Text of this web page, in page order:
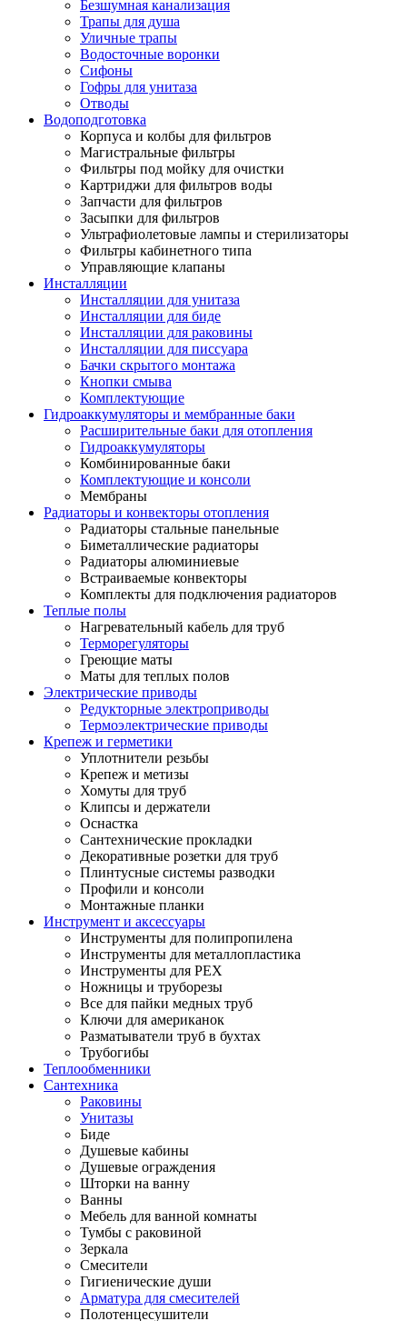
Безшумная канализация
Трапы для душа
Уличные трапы
Водосточные воронки
Сифоны
Гофры для унитаза
Отводы
Водоподготовка
Корпуса и колбы для фильтров
Магистральные фильтры
Фильтры под мойку для очистки
Картриджи для фильтров воды
Запчасти для фильтров
Засыпки для фильтров
Ультрафиолетовые лампы и стерилизаторы
Фильтры кабинетного типа
Управляющие клапаны
Инсталляции
Инсталляции для унитаза
Инсталляции для биде
Инсталляции для раковины
Инсталляции для писсуара
Бачки скрытого монтажа
Кнопки смыва
Комплектующие
Гидроаккумуляторы и мембранные баки
Расширительные баки для отопления
Гидроаккумуляторы
Комбинированные баки
Комплектующие и консоли
Мембраны
Радиаторы и конвекторы отопления
Радиаторы стальные панельные
Биметаллические радиаторы
Радиаторы алюминиевые
Встраиваемые конвекторы
Комплекты для подключения радиаторов
Теплые полы
Нагревательный кабель для труб
Терморегуляторы
Греющие маты
Маты для теплых полов
Электрические приводы
Редукторные электроприводы
Термоэлектрические приводы
Крепеж и герметики
Уплотнители резьбы
Крепеж и метизы
Хомуты для труб
Клипсы и держатели
Оснастка
Сантехнические прокладки
Декоративные розетки для труб
Плинтусные системы разводки
Профили и консоли
Монтажные планки
Инструмент и аксессуары
Инструменты для полипропилена
Инструменты для металлопластика
Инструменты для PEX
Ножницы и труборезы
Все для пайки медных труб
Ключи для американок
Разматыватели труб в бухтах
Трубогибы
Теплообменники
Сантехника
Раковины
Унитазы
Биде
Душевые кабины
Душевые ограждения
Шторки на ванну
Ванны
Мебель для ванной комнаты
Тумбы с раковиной
Зеркала
Смесители
Гигиенические души
Арматура для смесителей
Полотенцесушители